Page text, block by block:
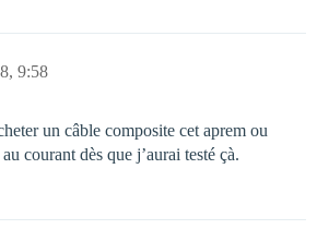
9:58
un câble composite cet aprem ou
courant dès que j’aurai testé çà.